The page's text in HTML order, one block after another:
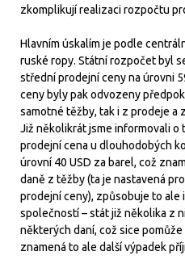
zkomplikují realizaci rozpočtu
Hlavním úskalím je podle
ruské ropy. Státní rozpočet byl
střední prodejní ceny na úrovni
ceny byly pak odvozeny
samotné těžby, tak i z prodeje a
Již několikrát jsme informovali o
prodejní cena u dlouhodobých
úrovní 40 USD za barel, což
daně z těžby (ta je nastavená
prodejní ceny), způsobuje to ale
společností – stát již několika z
některých daní, což sice
znamená to ale další výpadek